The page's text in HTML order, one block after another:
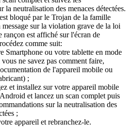
la neutralisation des menaces détectées.
bloqué par le Trojan de la famille
sur la violation grave de la loi
rançon est affiché sur l'écran de
comme suit:
Smartphone ou votre tablette en mode
vous ne savez pas comment faire,
de l'appareil mobile ou
;
et installez sur votre appareil mobile
et lancez un scan complet puis
sur la neutralisation des
;
appareil et rebranchez-le.